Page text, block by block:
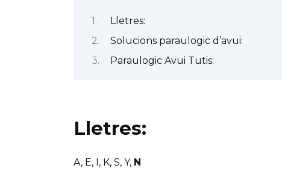
Lletres:
Solucions paraulogic d’avui:
Paraulogic Avui Tutis:
Lletres:
A, E, I, K, S, Y, N